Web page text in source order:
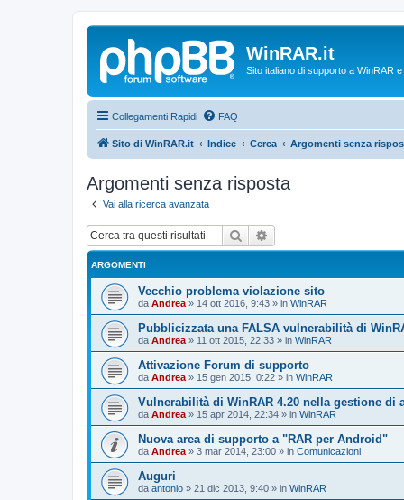
WinRAR.it
Sito italiano di supporto a WinRAR
Collegamenti Rapidi FAQ
Sito di WinRAR.it Indice Cerca Argomenti senza
Argomenti senza risposta
Vai alla ricerca avanzata
Cerca
ARGOMENTI
Vecchio problema violazione sito
da Andrea » 14 ott 2016, 9:43 » in WinRAR
Pubblicizzata una FALSA vulnerabilità di
da Andrea » 11 ott 2015, 22:33 » in WinRAR
Attivazione Forum di supporto
da Andrea » 15 gen 2015, 0:22 » in WinRAR
Vulnerabilità di WinRAR 4.20 nella gestione di
da Andrea » 15 apr 2014, 22:34 » in WinRAR
Nuova area di supporto a "RAR per Android"
da Andrea » 3 mar 2014, 23:00 » in Comunicazioni
Auguri
da antonio » 21 dic 2013, 9:40 » in WinRAR